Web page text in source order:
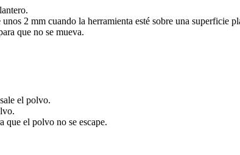
2 mm cuando la herramienta esté sobre una superficie
que no se mueva.
el polvo.
que el polvo no se escape.